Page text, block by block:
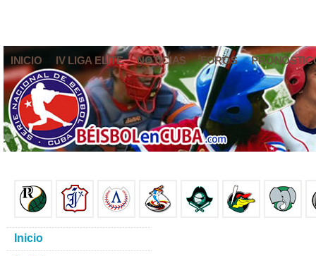
INICIO IV LIGA ELITE NOTICIAS FOROS
Inicio